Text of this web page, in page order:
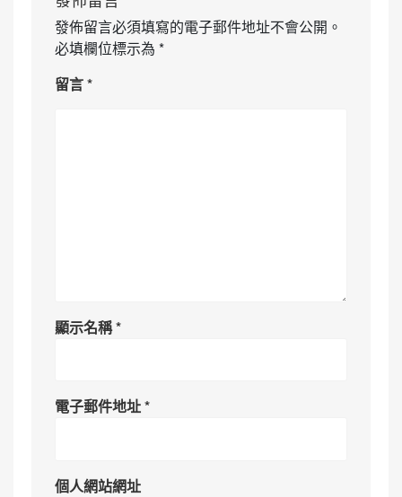
發佈留言必須填寫的電子郵件地址不會公開。
必填欄位標示為 *
留言*
顯示名稱*
電子郵件地址*
個人網站網址